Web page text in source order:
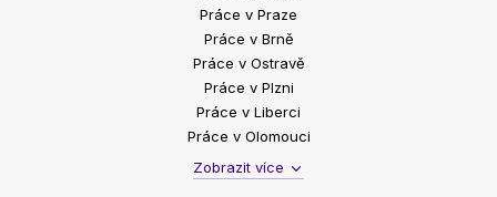
Práce v Praze
Práce v Brně
Práce v Ostravě
Práce v Plzni
Práce v Liberci
Práce v Olomouci
Zobrazit více